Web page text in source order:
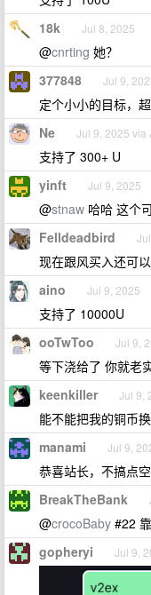
18k Jul 8, 2025
@cnrting 她？
377848 Jul 9,
定个小小的目标，
Ne Jul 9, 2025 via
支持了 300+ U
yinft Jul 9, 2025
@stnaw 哈哈 这个
Felldeadbird
现在跟风买入还可以
aino Jul 9, 2025
支持了 10000U
ooTwToo Jul 9,
等下浇给了 你就老
keenkiller Jul 9,
能不能把我的铜币
manami Jul 9,
恭喜站长，不搞点
BreakTheBank
@crocoBaby #22
gopheryi Jul 9,